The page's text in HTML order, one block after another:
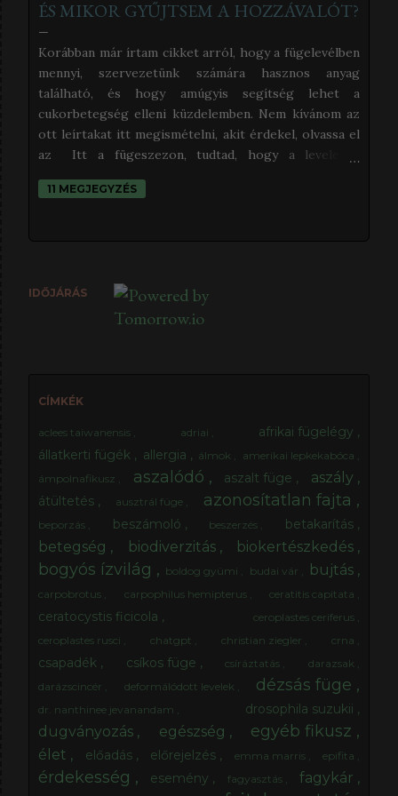
ÉS MIKOR GYŰJTSEM A HOZZÁVALÓT?
Korábban már írtam cikket arról, hogy a fügelevélben
mennyi, szervezetünk számára hasznos anyag
található, és hogy amúgyis segítség lehet a
cukorbetegség elleni küzdelemben. Nem kívánom az
ott leírtakat itt megismételni, akit érdekel, olvassa el
az Itt a fügeszezon, tudtad, hogy a levele is
megtudhat a fügelevél, és a cukorbetegség
tea természetesen nem csak cukorbetegek számára
ajánlható. Ha szeretsz teázni, akkor kiválthat egy-egy
elalvást. Emellett rendkívül kellemes illata van, főleg
alkalmas tea alapanyagnak? Csak e...
11 MEGJEGYZÉS
IDŐJÁRÁS
CÍMKÉK
aclees taiwanensis adriai
afrikai fügelégy
állatkerti fügék
allergia álmok
amerikai lepkekabóca
ámpolnafikusz
aszalódó aszalt füge aszály
átültetés ausztrál füge azonosítatlan fajta
beporzás beszámoló beszerzés betakarítás
betegség biodiverzitás biokertészkedés
bogyós ízvilág boldog gyümi budai vár bujtás
carpobrotus carpophilus hemipterus ceratitis capitata
ceratocystis ficicola
ceroplastes ceriferus
ceroplastes rusci
chatgpt christian ziegler crna
csapadék csíkos füge csíráztatás
darazsak
darázscincér
deformálódott levelek dézsás füge
dr. nanthinee jevanandam drosophila suzukii
dugványozás egészség egyéb fikusz
élet előadás előrejelzés emma marris epifita
érdekesség esemény fagyasztás fagykár